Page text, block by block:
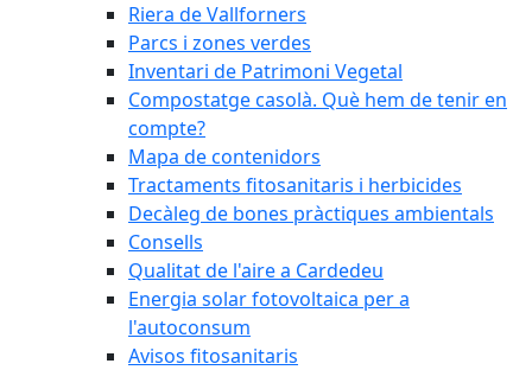
Riera de Vallforners
Parcs i zones verdes
Inventari de Patrimoni Vegetal
Compostatge casolà. Què hem de tenir en
compte?
Mapa de contenidors
Tractaments fitosanitaris i herbicides
Decàleg de bones pràctiques ambientals
Consells
Qualitat de l'aire a Cardedeu
Energia solar fotovoltaica per a
l'autoconsum
Avisos fitosanitaris